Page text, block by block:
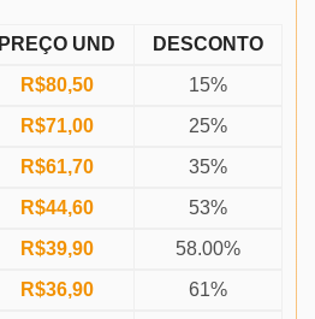
PREÇO UND
DESCONTO
R$80,50
15%
R$71,00
25%
R$61,70
35%
R$44,60
53%
R$39,90
58.00%
R$36,90
61%